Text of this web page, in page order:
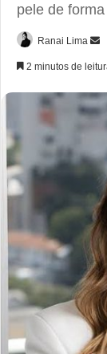
pele de
Ranai Lima
2 minutos de